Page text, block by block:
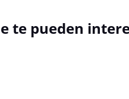
te pueden